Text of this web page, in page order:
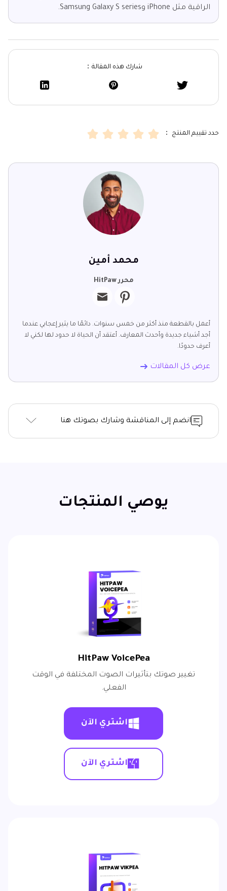
الراقية مثل iPhone وSamsung Galaxy S series.
شارك هذه المقالة：
حدد تقييم المنتج ：
محمد أمين
محرر HitPaw
أعمل بالقطعة منذ أكثر من خمس سنوات. دائمًا ما يثير إعجابي عندما
أجد أشياء جديدة وأحدث المعارف. أعتقد أن الحياة لا حدود لها لكني لا
أعرف حدودًا.
عرض كل المقالات
انضم إلى المناقشة وشارك بصوتك هنا
يوصي المنتجات
HitPaw VoicePea
تغيير صوتك بتأثيرات الصوت المختلفة في الوقت
الفعلي.
اشتري الآن
اشتري الآن